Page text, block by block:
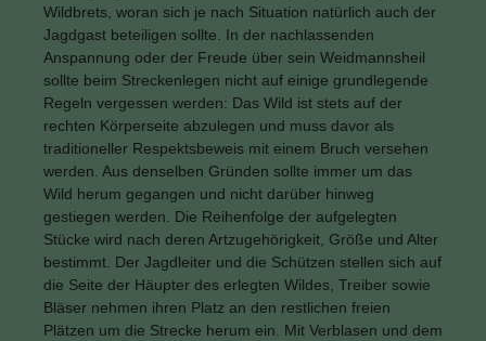
Wildbrets, woran sich je nach Situation natürlich auch der
Jagdgast beteiligen sollte. In der nachlassenden
Anspannung oder der Freude über sein Weidmannsheil
sollte beim Streckenlegen nicht auf einige grundlegende
Regeln vergessen werden: Das Wild ist stets auf der
rechten Körperseite abzulegen und muss davor als
traditioneller Respektsbeweis mit einem Bruch versehen
werden. Aus denselben Gründen sollte immer um das
Wild herum gegangen und nicht darüber hinweg
gestiegen werden. Die Reihenfolge der aufgelegten
Stücke wird nach deren Artzugehörigkeit, Größe und Alter
bestimmt. Der Jagdleiter und die Schützen stellen sich auf
die Seite der Häupter des erlegten Wildes, Treiber sowie
Bläser nehmen ihren Platz an den restlichen freien
Plätzen um die Strecke herum ein. Mit Verblasen und dem